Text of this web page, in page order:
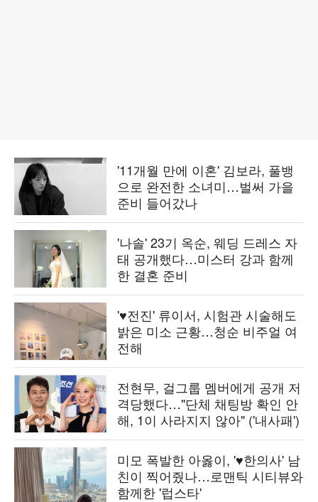
'11개월 만에 이혼' 김보라, 풀뱅
으로 완전한 소녀미…벌써 가을
준비 들어갔나
'나솔' 23기 옥순, 웨딩 드레스 자
태 공개했다…미스터 강과 함께
한 결혼 준비
'♥전진' 류이서, 시험관 시술해도
밝은 미소 근황…청순 비주얼 여
전해
전현무, 걸그룹 멤버에게 공개 저
격당했다…"단체 채팅방 확인 안
해, 1이 사라지지 않아" ('내사패')
미모 폭발한 아옳이, '♥한의사' 남
친이 찍어줬나…로맨틱 시티뷰와
함께한 '럽스타'